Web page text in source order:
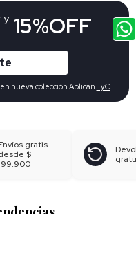
y 15%OFF
nueva colección Aplican TyC
gratis
$